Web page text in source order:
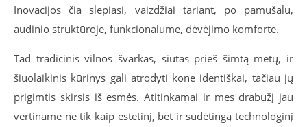
Inovacijos čia slepiasi, vaizdžiai tariant, po pamušalu,
audinio struktūroje, funkcionalume, dėvėjimo komforte.
Tad tradicinis vilnos švarkas, siūtas prieš šimtą metų, ir
šiuolaikinis kūrinys gali atrodyti kone identiškai, tačiau jų
prigimtis skirsis iš esmės. Atitinkamai ir mes drabužį jau
vertiname ne tik kaip estetinį, bet ir sudėtingą technologinį